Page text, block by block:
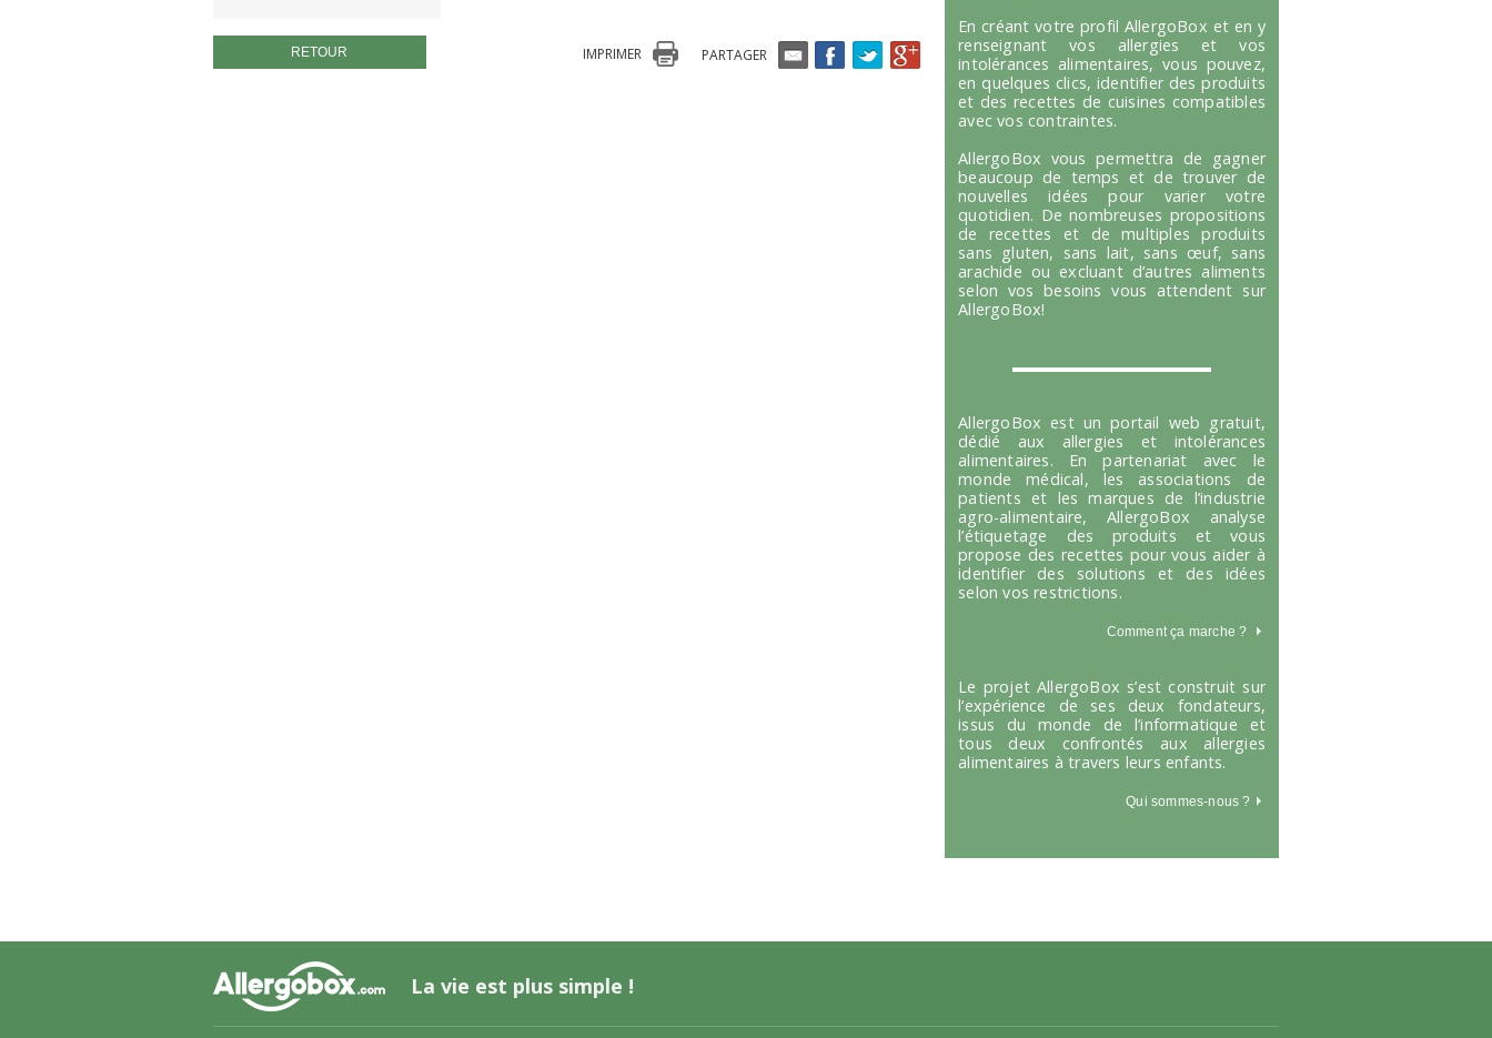
En créant votre profil AllergoBox et en y
renseignant vos allergies et vos
intolérances alimentaires, vous pouvez,
en quelques clics, identifier des produits
et des recettes de cuisines compatibles
avec vos contraintes.
AllergoBox vous permettra de gagner
beaucoup de temps et de trouver de
nouvelles idées pour varier votre
quotidien. De nombreuses propositions
de recettes et de multiples produits
sans gluten, sans lait, sans œuf, sans
arachide ou excluant d’autres aliments
selon vos besoins vous attendent sur
AllergoBox!
AllergoBox est un portail web gratuit,
dédié aux allergies et intolérances
alimentaires. En partenariat avec le
monde médical, les associations de
patients et les marques de l’industrie
agro-alimentaire, AllergoBox analyse
l’étiquetage des produits et vous
propose des recettes pour vous aider à
identifier des solutions et des idées
selon vos restrictions.
Comment ça marche ?
Le projet AllergoBox s’est construit sur
l’expérience de ses deux fondateurs,
issus du monde de l’informatique et
tous deux confrontés aux allergies
alimentaires à travers leurs enfants.
Qui sommes-nous ?
RETOUR PARTAGER
IMPRIMER
La vie est plus simple !